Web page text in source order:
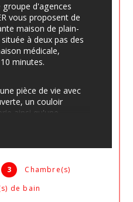
3
Chambre(s)
de bain
groupe d'agences
vous proposent de
maison de plain-
à deux pas des
médicale,
minutes.
pièce de vie avec
un couloir
ainsi qu'une
ainsi qu'une salle
la quiétude des lieux
couverte, idéale